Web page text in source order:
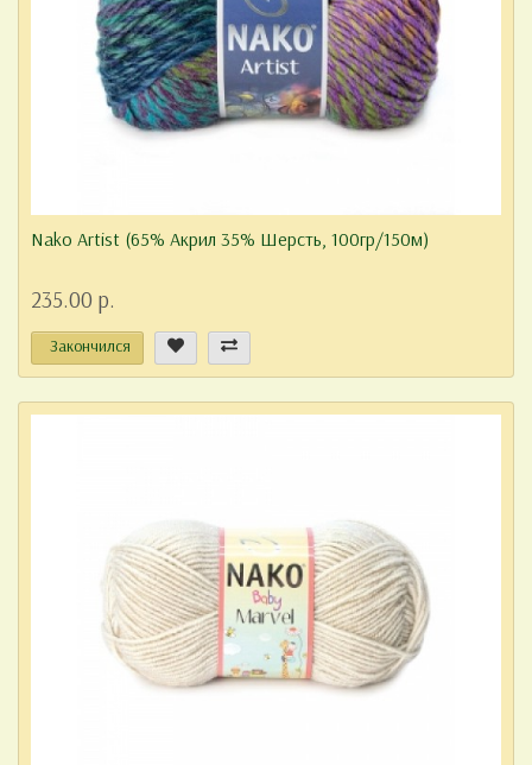
Nako Artist (65% Акрил 35% Шерсть, 100гр/150м)
235.00 р.
Закончился